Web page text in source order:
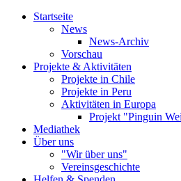
Startseite
News
News-Archiv
Vorschau
Projekte & Aktivitäten
Projekte in Chile
Projekte in Peru
Aktivitäten in Europa
Projekt "Pinguin
Mediathek
Über uns
"Wir über uns"
Vereinsgeschichte